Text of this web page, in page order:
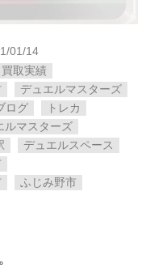
01/14
取実績
デュエルマスターズ
ログ
トレカ
ルマスターズ
デュエルスペース
ふじみ野市